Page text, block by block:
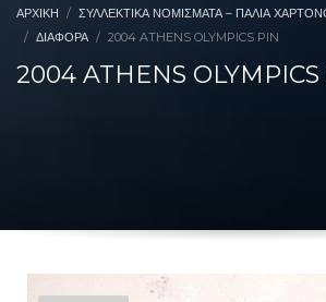
ΑΡΧΙΚΉ ΣΥΛΛΕΚΤΙΚΆ ΝΟΜΊΣΜΑΤΑ – ΠΑΛΙΆ
ΔΙΆΦΟΡΑ
2004 ATHENS OLYMPICS PIN
2004 ATHENS OLYMPICS